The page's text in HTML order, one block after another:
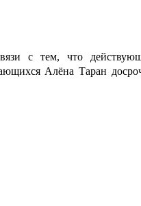
с тем, что
Алёна Таран